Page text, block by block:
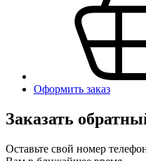
Оформить заказ
Заказать
Оставьте свой номер